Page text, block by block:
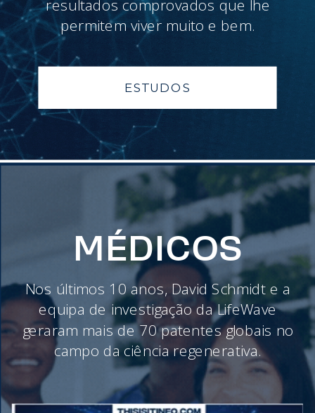
resultados comprovados que lhe
permitem viver muito e bem.
ESTUDOS
MÉDICOS
Nos últimos 10 anos, David Schmidt e a
equipa de investigação da LifeWave
geraram mais de 70 patentes globais no
campo da ciência regenerativa.